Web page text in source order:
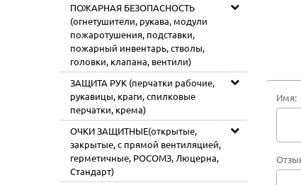
ПОЖАРНАЯ БЕЗОПАСНОСТЬ
(огнетушители, рукава, модули
пожаротушения, подставки,
пожарный инвентарь, стволы,
головки, клапана, вентили)
ЗАЩИТА РУК (перчатки рабочие,
рукавицы, краги, спилковые
перчатки, крема)
ОЧКИ ЗАЩИТНЫЕ(открытые,
закрытые, с прямой вентиляцией,
герметичные, РОСОМЗ, Люцерна,
Стандарт)
Имя: